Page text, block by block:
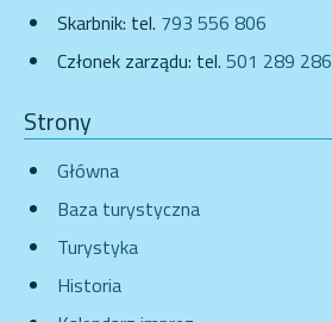
Skarbnik: tel. 793 556 806
Członek zarządu: tel. 501 289 286
Strony
Główna
Baza turystyczna
Turystyka
Historia